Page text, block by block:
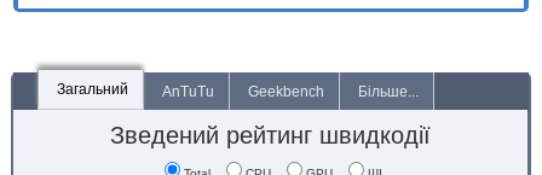
Загальний AnTuTu Geekbench Більше...
Зведений рейтинг швидкодії